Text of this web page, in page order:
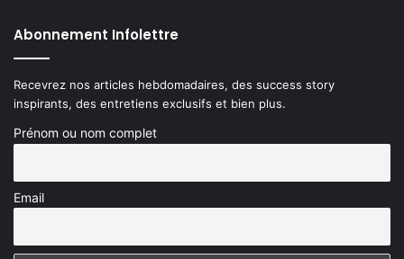
Abonnement Infolettre
Recevrez nos articles hebdomadaires, des success story
inspirants, des entretiens exclusifs et bien plus.
Prénom ou nom complet
Email